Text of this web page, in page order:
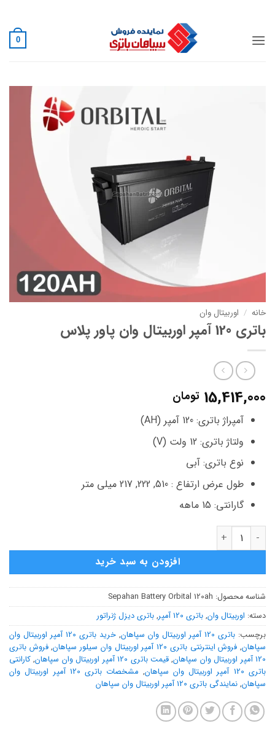
content
0
خانه / اوربیتال وان
باتری 120 آمپر اوربیتال وان پاور پلاس
15,414,000 تومان
آمپراژ باتری: 120 آمپر (AH)
ولتاژ باتری: 12 ولت (V)
نوع باتری: آبی
طول عرض ارتفاع : 510, 222, 217 میلی متر
گارانتی: 15 ماهه
افزودن به سبد خرید
شناسه محصول: Sepahan Battery Orbital 120ah
دسته: اوربیتال وان, باتری 120 آمپر , باتری دیزل ژنراتور
برچسب: باتری 120 آمپر اوربیتال وان سپاهان ,
خرید باتری 120 آمپر اوربیتال وان
سپاهان, فروش اینترنتی باتری 120 آمپر اوربیتال وان سیلور سپاهان ,فروش باتری
120 آمپر اوربیتال وان سپاهان
,قیمت باتری 120 آمپر اوربیتال وان سپاهان , کارانتی
باتری 120 آمپر اوربیتال وان سپاهان
,
مشخصات باتری 120 آمپر اوربیتال وان
سپاهان, نمایندگی باتری 120 آمپر اوربیتال وان سپاهان